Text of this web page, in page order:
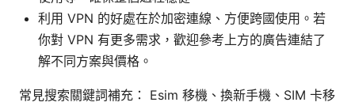
利用 VPN 的好處在於加密連線、方便跨國使用。若
你對 VPN 有更多需求，歡迎參考上方的廣告連結了
解不同方案與價格。
常見搜索關鍵詞補充： Esim 移機、換新手機、SIM 卡移